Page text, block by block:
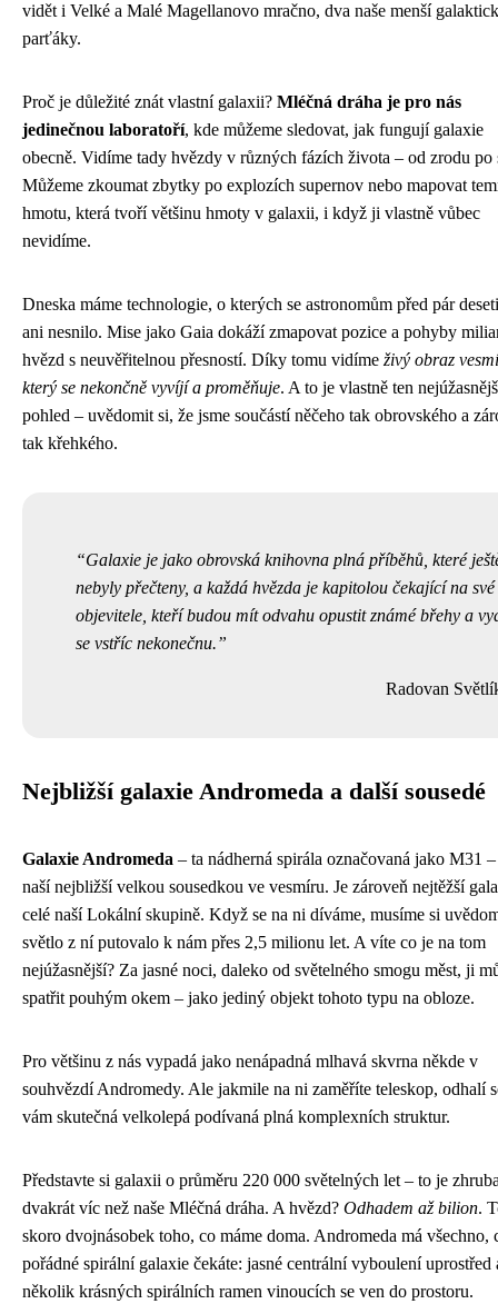
vidět i Velké a Malé Magellanovo mračno, dva naše menší
parťáky.
Proč je důležité znát vlastní galaxii? Mléčná dráha je pro nás
jedinečnou laboratoří, kde můžeme sledovat, jak fungují galaxie
obecně. Vidíme tady hvězdy v různých fázích života – od zrodu po
Můžeme zkoumat zbytky po explozích supernov nebo mapovat
hmotu, která tvoří většinu hmoty v galaxii, i když ji vlastně vůbec
nevidíme.
Dneska máme technologie, o kterých se astronomům před pár
ani nesnilo. Mise jako Gaia dokáží zmapovat pozice a pohyby
hvězd s neuvěřitelnou přesností. Díky tomu vidíme živý obraz
který se nekončně vyvíjí a proměňuje. A to je vlastně ten
pohled – uvědomit si, že jsme součástí něčeho tak obrovského a
tak křehkého.
Galaxie je jako obrovská knihovna plná příběhů, které
nebyly přečteny, a každá hvězda je kapitolou čekající na své
objevitele, kteří budou mít odvahu opustit známé břehy a
se vstříc nekonečnu.
Radovan
Nejbližší galaxie Andromeda a další sousedé
Galaxie Andromeda – ta nádherná spirála označovaná jako M31
naší nejbližší velkou sousedkou ve vesmíru. Je zároveň nejtěžší
celé naší Lokální skupině. Když se na ni díváme, musíme si
světlo z ní putovalo k nám přes 2,5 milionu let. A víte co je na tom
nejúžasnější? Za jasné noci, daleko od světelného smogu měst, ji
spatřit pouhým okem – jako jediný objekt tohoto typu na obloze.
Pro většinu z nás vypadá jako nenápadná mlhavá skvrna někde v
souhvězdí Andromedy. Ale jakmile na ni zaměříte teleskop, odhalí
vám skutečná velkolepá podívaná plná komplexních struktur.
Představte si galaxii o průměru 220 000 světelných let – to je
dvakrát víc než naše Mléčná dráha. A hvězd? Odhadem až bilion.
skoro dvojnásobek toho, co máme doma. Andromeda má všechno,
pořádné spirální galaxie čekáte: jasné centrální vyboulení uprostřed
několik krásných spirálních ramen vinoucích se ven do prostoru.